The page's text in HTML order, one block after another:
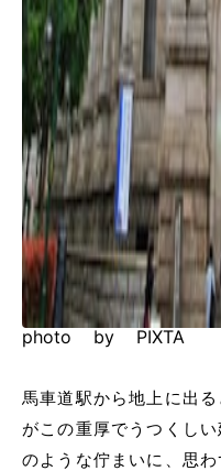
photo by PIXTA
馬車道駅から地上に出
がこの重厚でうつくし
のような佇まいに、思